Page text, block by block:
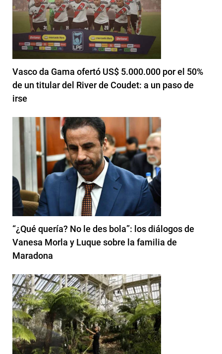
Vasco da Gama ofertó US$ 5.000.000 por el 50%
de un titular del River de Coudet: a un paso de
irse
“¿Qué quería? No le des bola”: los diálogos de
Vanesa Morla y Luque sobre la familia de
Maradona